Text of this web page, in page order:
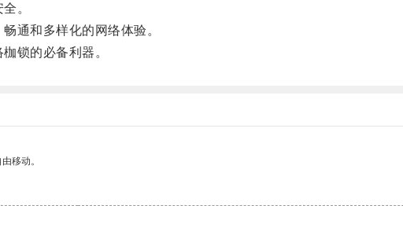
。
通和多样化的网络体验。
锁的必备利器。
移动。